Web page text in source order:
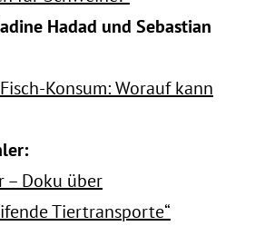
Hadad und Sebastian
Konsum: Worauf kann
– Doku über
Tiertransporte“